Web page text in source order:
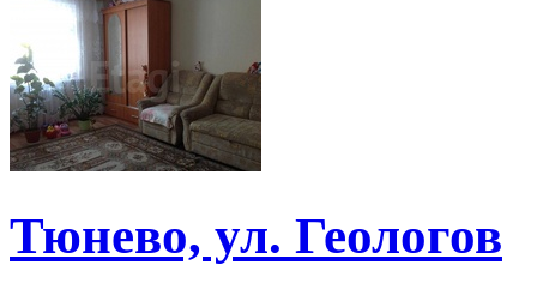
Тюнево, ул. Геологов